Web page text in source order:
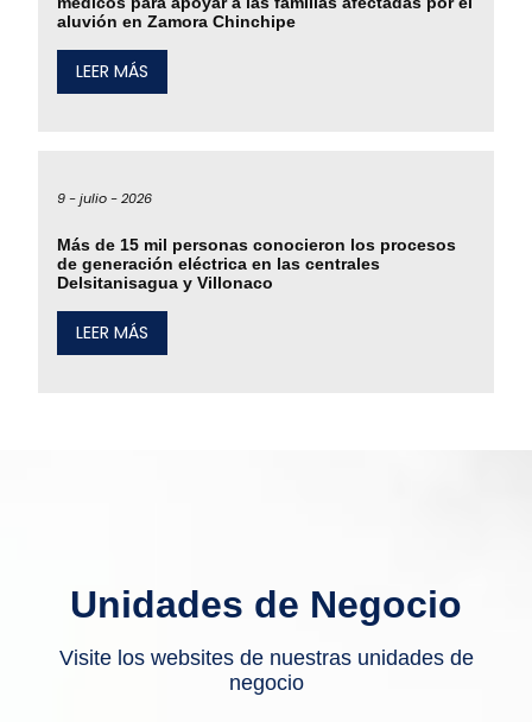
aluvión en Zamora Chinchipe
LEER MÁS
9 -julio -2026
Más de 15 mil personas conocieron los procesos
de generación eléctrica en las centrales
Delsitanisagua y Villonaco
LEER MÁS
Unidades de Negocio
Visite los websites de nuestras unidades de
negocio